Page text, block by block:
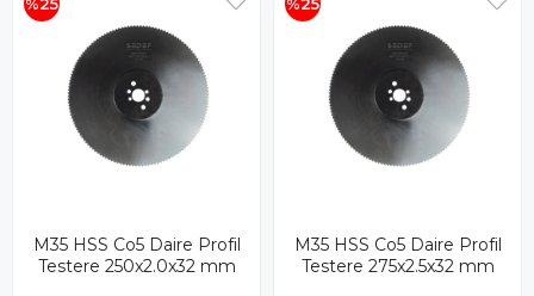
M35 HSS Co5 Daire Profil
Testere 250x2.0x32 mm
M35 HSS Co5 Daire Profil
Testere 275x2.5x32 mm